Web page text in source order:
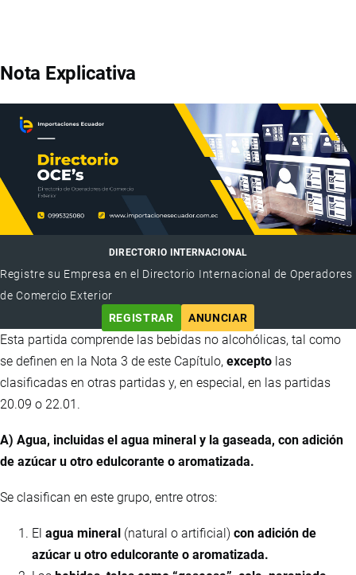
Nota Explicativa
DIRECTORIO INTERNACIONAL
Registre su Empresa en el Directorio Internacional de Operadores
de Comercio Exterior
REGISTRAR
ANUNCIAR
Esta partida comprende las bebidas no alcohólicas, tal como
se definen en la Nota 3 de este Capítulo, excepto las
clasificadas en otras partidas y, en especial, en las partidas
20.09 o 22.01.
A) Agua, incluidas el agua mineral y la gaseada, con adición
de azúcar u otro edulcorante o aromatizada.
Se clasifican en este grupo, entre otros:
El agua mineral (natural o artificial) con adición de
azúcar u otro edulcorante o aromatizada.